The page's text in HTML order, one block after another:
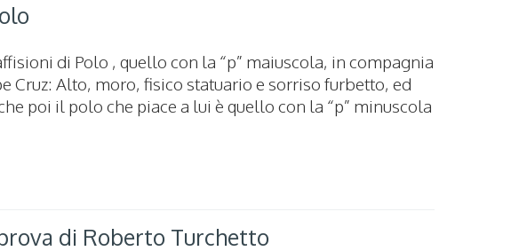
di Polo , quello con la “p” maiuscola, in compagnia
Cruz: Alto, moro, fisico statuario e sorriso furbetto, ed
poi il polo che piace a lui è quello con la “p” minuscola
di Roberto Turchetto